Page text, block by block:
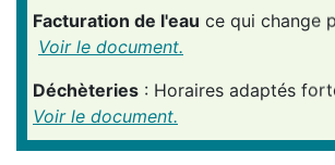
Voir le document.
Voir le document.
Fermeture de la France service du